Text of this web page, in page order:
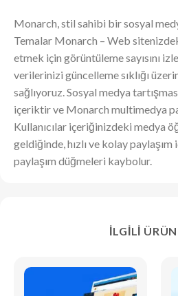
Monarch, stil sahibi bir sosyal
Temalar Monarch – Web
etmek için görüntüleme sayısını
verilerinizi güncelleme sıklığı
sağlıyoruz. Sosyal medya
içeriktir ve Monarch multimedya
Kullanıcılar içeriğinizdeki medya
geldiğinde, hızlı ve kolay paylaşım
paylaşım düğmeleri kaybolur.
İLGILI